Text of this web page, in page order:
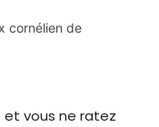
cornélien de
et vous ne ratez